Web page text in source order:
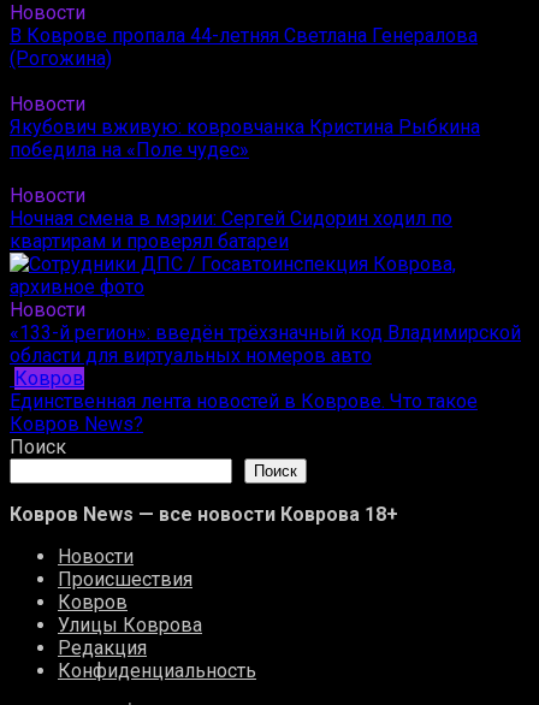
Новости
В Коврове пропала 44-летняя Светлана Генералова
(Рогожина)
Новости
Якубович вживую: ковровчанка Кристина Рыбкина
победила на «Поле чудес»
Новости
Ночная смена в мэрии: Сергей Сидорин ходил по
квартирам и проверял батареи
Новости
«133-й регион»: введён трёхзначный код Владимирской
области для виртуальных номеров авто
Ковров
Единственная лента новостей в Коврове. Что такое
Ковров News?
Поиск
Поиск
Ковров News — все новости Коврова 18+
Новости
Происшествия
Ковров
Улицы Коврова
Редакция
Конфиденциальность